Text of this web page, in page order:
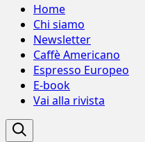
Home
Chi siamo
Newsletter
Caffè Americano
Espresso Europeo
E-book
Vai alla rivista